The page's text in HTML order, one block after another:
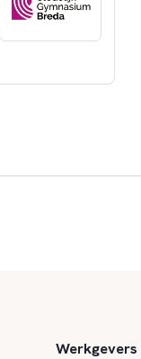
Werkgevers